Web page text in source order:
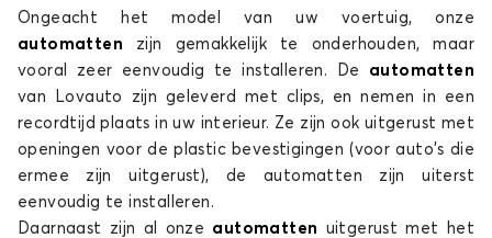
Ongeacht het model van uw voertuig, onze
automatten zijn gemakkelijk te onderhouden, maar
vooral zeer eenvoudig te installeren. De automatten
van Lovauto zijn geleverd met clips, en nemen in een
recordtijd plaats in uw interieur. Ze zijn ook uitgerust met
openingen voor de plastic bevestigingen (voor auto's die
ermee zijn uitgerust), de automatten zijn uiterst
eenvoudig te installeren.
Daarnaast zijn al onze automatten uitgerust met het